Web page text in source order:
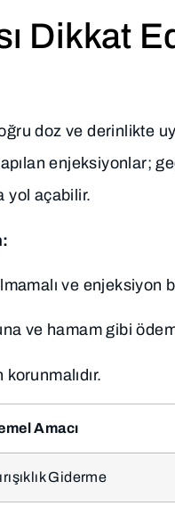
Dikkat
doz ve derinlikte
enjeksiyonlar;
yol açabilir.
ve enjeksiyon
ve hamam gibi ödem
Amacı
Giderme